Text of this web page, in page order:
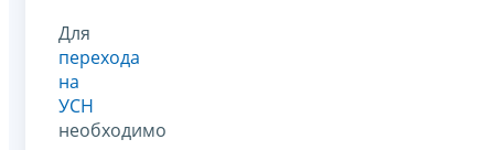
Для
перехода
на
УСН
необходимо